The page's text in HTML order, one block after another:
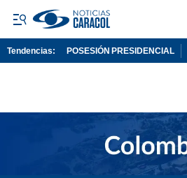
Tendencias: POSESIÓN PRESIDENCIAL